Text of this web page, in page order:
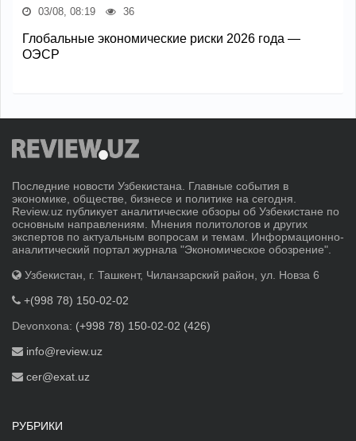
03/08, 08:19 36
Глобальные экономические риски 2026 года —
ОЭСР
Последние новости Узбекистана. Главные события в
экономике, обществе, бизнесе и политике на сегодня.
Review.uz публикует аналитические обзоры об Узбекистане по
основным направлениям. Мнения политологов и других
экспертов по актуальным вопросам и темам. Информационно-
аналитический портал журнала "Экономическое обозрение".
Узбекистан, г. Ташкент, Чиланзарский район, ул. Новза 6
+(998 78) 150-02-02
Devonxona: (+998 78) 150-02-02 (426)
info@review.uz
cer@exat.uz
РУБРИКИ